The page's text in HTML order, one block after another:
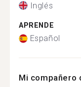
Inglés
APRENDE
Español
Mi compañero